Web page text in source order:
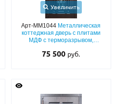
Увеличить
Арт-ММ1044 Металлическая
коттеджная дверь с плитами
МДФ с терморазрывом,
и кованой решеткой
75 500 руб.